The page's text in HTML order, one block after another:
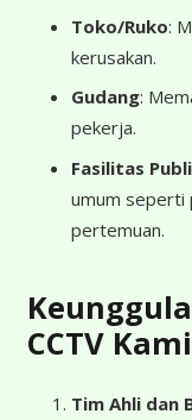
Toko/Ruko:
kerusakan.
Gudang:
pekerja.
Fasilitas
umum seperti
pertemuan.
CCTV Kami
Tim Ahli dan